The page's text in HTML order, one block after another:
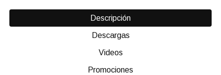
Descripción
Descargas
Videos
Promociones